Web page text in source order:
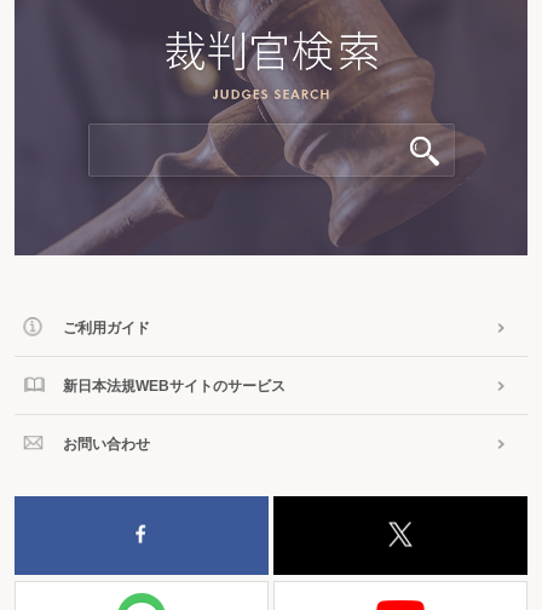
ご利用ガイド
新日本法規WEBサイトのサービス
お問い合わせ